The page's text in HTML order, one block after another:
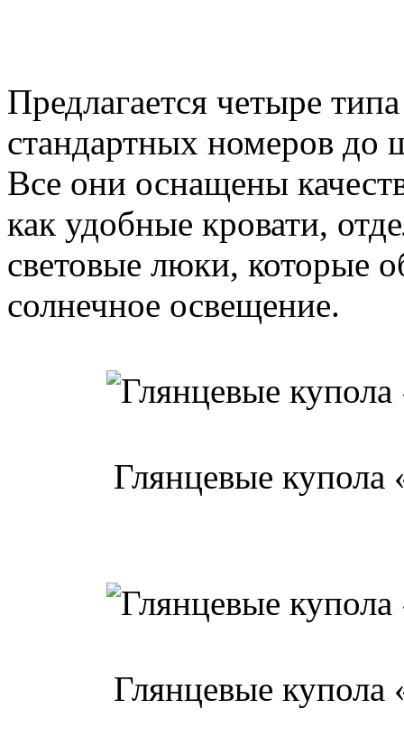
Предлагается четыре
стандартных номеров
Все они оснащены
как удобные кровати,
световые люки, которые
солнечное освещение.
Глянцевые купола
Глянцевые купола